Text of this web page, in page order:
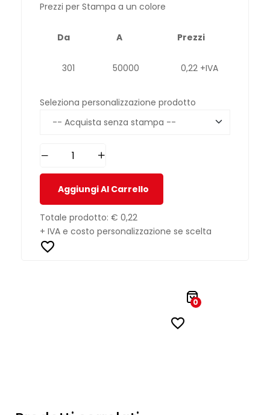
Prezzi per Stampa a un colore
Da A Prezzi
301 50000 0,22 +IVA
Seleziona personalizzazione prodotto
Aggiungi Al Carrello
Totale prodotto: € 0,22
+ IVA e costo personalizzazione se scelta
0